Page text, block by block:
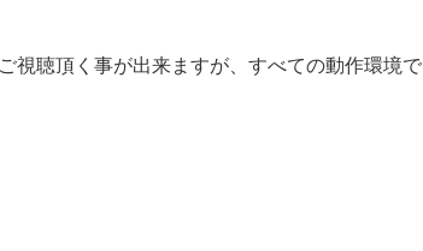
視聴頂く事が出来ますが、すべての動作環境で